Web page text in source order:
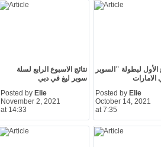
نتائج الاسبوع الرابع لسلة
سوبر ليغ في دبي
Posted by Elie
November 2, 2021
at 14:33
الأول لبطولة "السوبر
Posted by Elie
October 14, 2021
at 7:35